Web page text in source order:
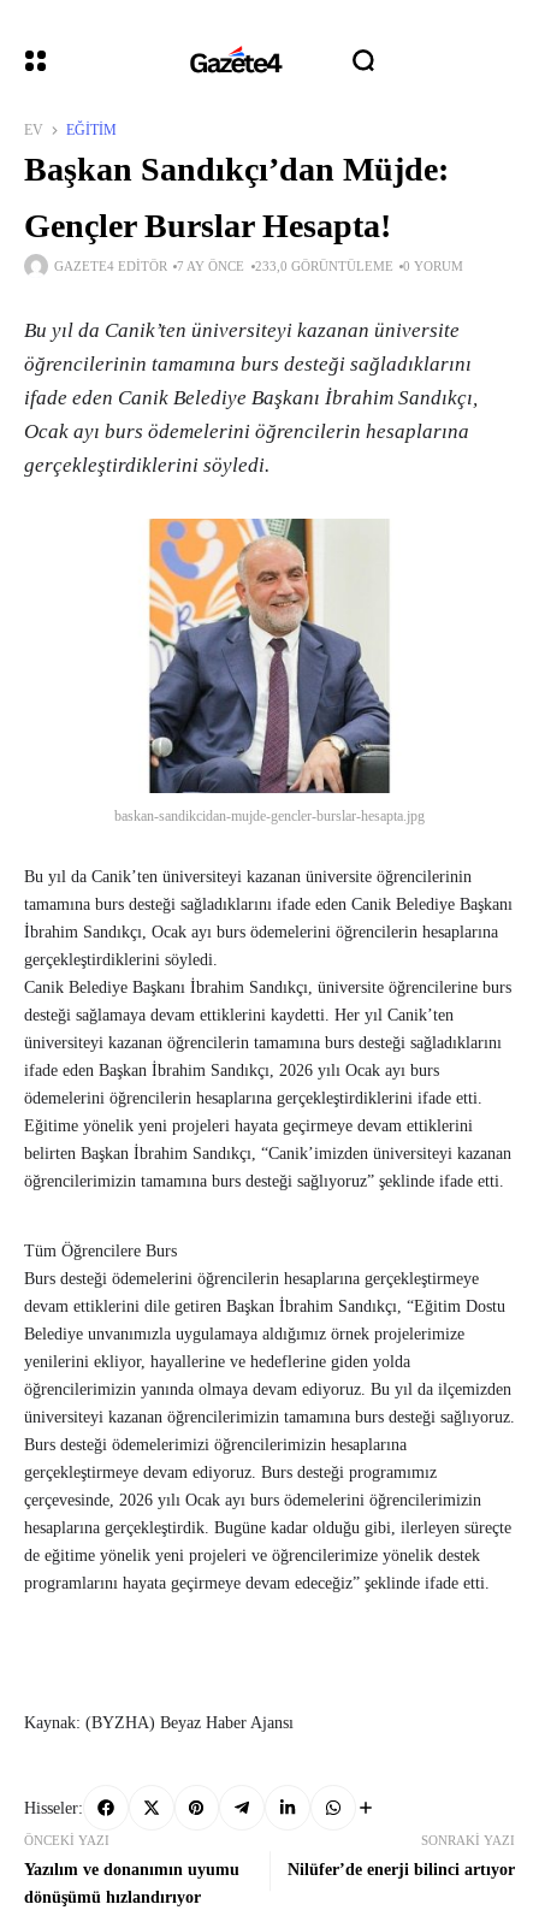
EV EĞITIM
Başkan Sandıkçı’dan Müjde:
Gençler Burslar Hesapta!
GAZETE4 EDITÖR 7 AY ÖNCE 233,0 GÖRÜNTÜLEME 0 YORUM
Bu yıl da Canik’ten üniversiteyi kazanan üniversite
öğrencilerinin tamamına burs desteği sağladıklarını
ifade eden Canik Belediye Başkanı İbrahim Sandıkçı,
Ocak ayı burs ödemelerini öğrencilerin hesaplarına
gerçekleştirdiklerini söyledi.
baskan-sandikcidan-mujde-gencler-burslar-hesapta.jpg
Bu yıl da Canik’ten üniversiteyi kazanan üniversite öğrencilerinin
tamamına burs desteği sağladıklarını ifade eden Canik Belediye Başkanı
İbrahim Sandıkçı, Ocak ayı burs ödemelerini öğrencilerin hesaplarına
gerçekleştirdiklerini söyledi.
Canik Belediye Başkanı İbrahim Sandıkçı, üniversite öğrencilerine burs
desteği sağlamaya devam ettiklerini kaydetti. Her yıl Canik’ten
üniversiteyi kazanan öğrencilerin tamamına burs desteği sağladıklarını
ifade eden Başkan İbrahim Sandıkçı, 2026 yılı Ocak ayı burs
ödemelerini öğrencilerin hesaplarına gerçekleştirdiklerini ifade etti.
Eğitime yönelik yeni projeleri hayata geçirmeye devam ettiklerini
belirten Başkan İbrahim Sandıkçı, “Canik’imizden üniversiteyi kazanan
öğrencilerimizin tamamına burs desteği sağlıyoruz” şeklinde ifade etti.
Tüm Öğrencilere Burs
Burs desteği ödemelerini öğrencilerin hesaplarına gerçekleştirmeye
devam ettiklerini dile getiren Başkan İbrahim Sandıkçı, “Eğitim Dostu
Belediye unvanımızla uygulamaya aldığımız örnek projelerimize
yenilerini ekliyor, hayallerine ve hedeflerine giden yolda
öğrencilerimizin yanında olmaya devam ediyoruz. Bu yıl da ilçemizden
üniversiteyi kazanan öğrencilerimizin tamamına burs desteği sağlıyoruz.
Burs desteği ödemelerimizi öğrencilerimizin hesaplarına
gerçekleştirmeye devam ediyoruz. Burs desteği programımız
çerçevesinde, 2026 yılı Ocak ayı burs ödemelerini öğrencilerimizin
hesaplarına gerçekleştirdik. Bugüne kadar olduğu gibi, ilerleyen süreçte
de eğitime yönelik yeni projeleri ve öğrencilerimize yönelik destek
programlarını hayata geçirmeye devam edeceğiz” şeklinde ifade etti.
Kaynak: (BYZHA) Beyaz Haber Ajansı
Hisseler:
ÖNCEKI YAZI
Yazılım ve donanımın uyumu
dönüşümü hızlandırıyor
SONRAKI YAZI
Nilüfer’de enerji bilinci artıyor